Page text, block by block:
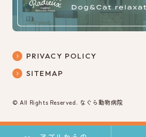
PRIVACY POLICY
SITEMAP
© All Rights Reserved. なぐら動物病院